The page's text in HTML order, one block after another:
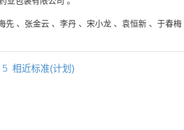
先 、 张金云 、 李丹 、 宋小龙 、 袁恒新 、 于春梅
5 相近标准(计划)